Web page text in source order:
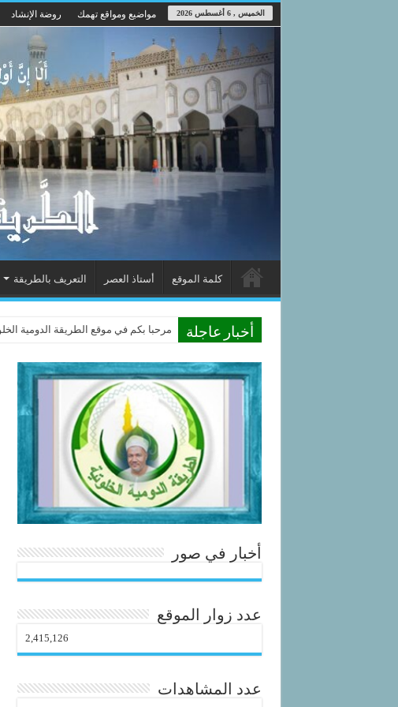
الخميس , 6 أغسطس 2026 مواضيع ومواقع تهمك روضة الإنشاد
كلمة الموقع أستاذ العصر التعريف بالطريقة
أخبار عاجلة مرحبا بكم في موقع الطريقة الدومية
أخبار في صور
عدد زوار الموقع
2,415,126
عدد المشاهدات